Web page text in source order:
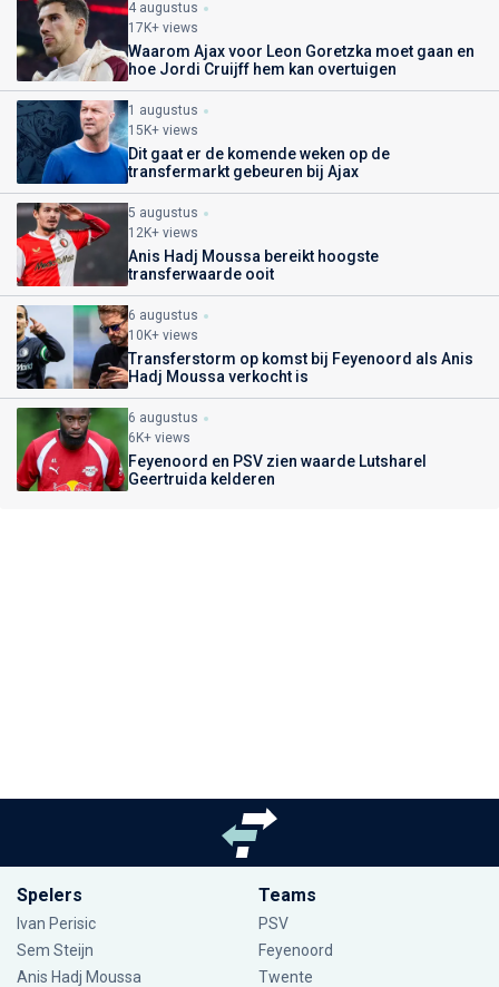
4 augustus
17K+ views
Waarom Ajax voor Leon Goretzka moet gaan en
hoe Jordi Cruijff hem kan overtuigen
1 augustus
15K+ views
Dit gaat er de komende weken op de
transfermarkt gebeuren bij Ajax
5 augustus
12K+ views
Anis Hadj Moussa bereikt hoogste
transferwaarde ooit
6 augustus
10K+ views
Transferstorm op komst bij Feyenoord als Anis
Hadj Moussa verkocht is
6 augustus
6K+ views
Feyenoord en PSV zien waarde Lutsharel
Geertruida kelderen
Spelers
Ivan Perisic
Sem Steijn
Anis Hadj Moussa
Teams
PSV
Feyenoord
Twente